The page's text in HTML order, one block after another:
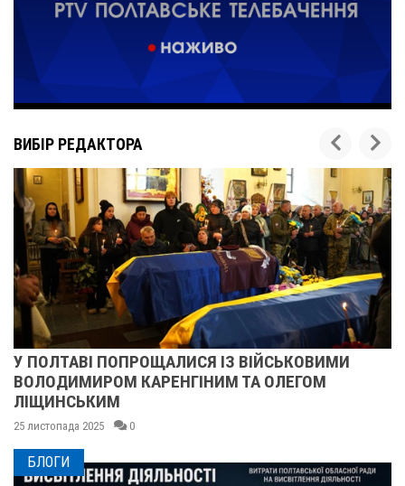
ВИБІР РЕДАКТОРА
ПІСЛЯ ДВОХ ШАХЕДІВ. ЯК ВІДНОВЛЮЄТЬСЯ
СУМСЬКЕ УЧИЛИЩЕ БУДІВНИЦТВА І
25 листопада 2025
БЛОГИ